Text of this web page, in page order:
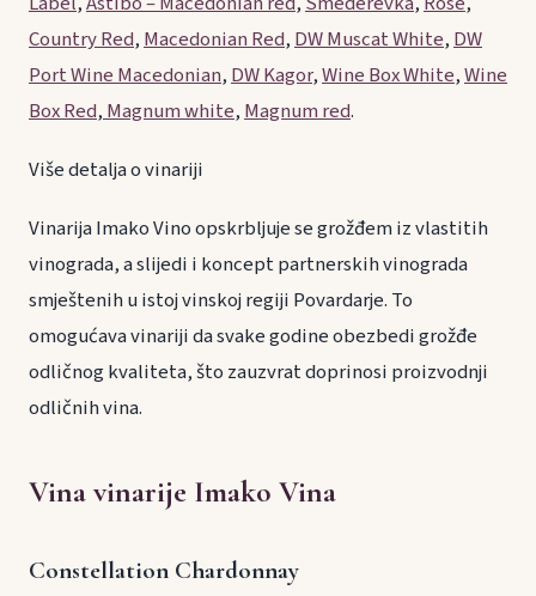
Country Red,Macedonian Red,DW Muscat White,DW
Port Wine Macedonian,DW Kagor,Wine Box White,Wine
Box Red,Magnum white,Magnum red.
Više detalja o vinariji
Vinarija Imako Vino opskrbljuje se grožđem iz vlastitih
vinograda, a slijedi i koncept partnerskih vinograda
smještenih u istoj vinskoj regiji Povardarje. To
omogućava vinariji da svake godine obezbedi grožđe
odličnog kvaliteta, što zauzvrat doprinosi proizvodnji
odličnih vina.
Vina vinarije Imako Vina
Constellation Chardonnay